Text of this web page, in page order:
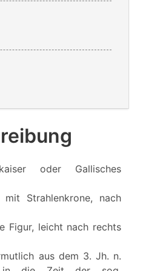
oder Gallisches
Strahlenkrone, nach
Figur, leicht nach rechts
aus dem 3. Jh. n.